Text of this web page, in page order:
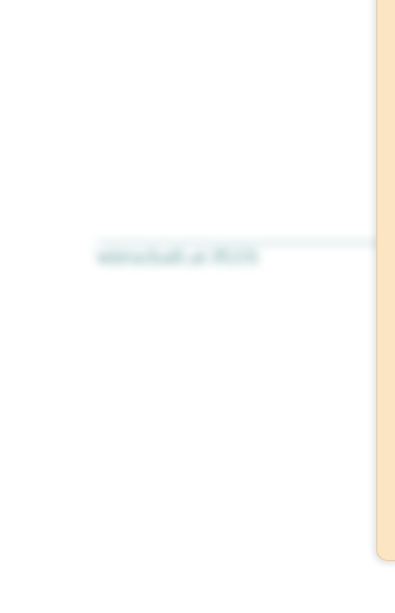
wirtschaft.at PLUS